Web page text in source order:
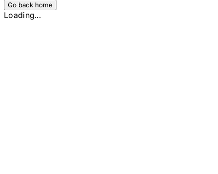
Go back home
Loading...